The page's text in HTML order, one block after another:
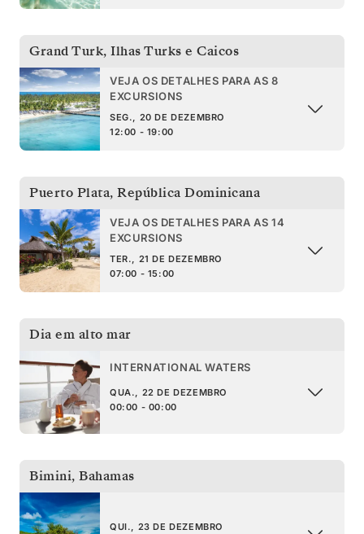
Grand Turk, Ilhas Turks e Caicos
VEJA OS DETALHES PARA AS 8
EXCURSIONS
SEG., 20 DE DEZEMBRO
12:00 - 19:00
Puerto Plata, República Dominicana
VEJA OS DETALHES PARA AS 14
EXCURSIONS
TER., 21 DE DEZEMBRO
07:00 - 15:00
Dia em alto mar
INTERNATIONAL WATERS
QUA., 22 DE DEZEMBRO
00:00 - 00:00
Bimini, Bahamas
QUI., 23 DE DEZEMBRO